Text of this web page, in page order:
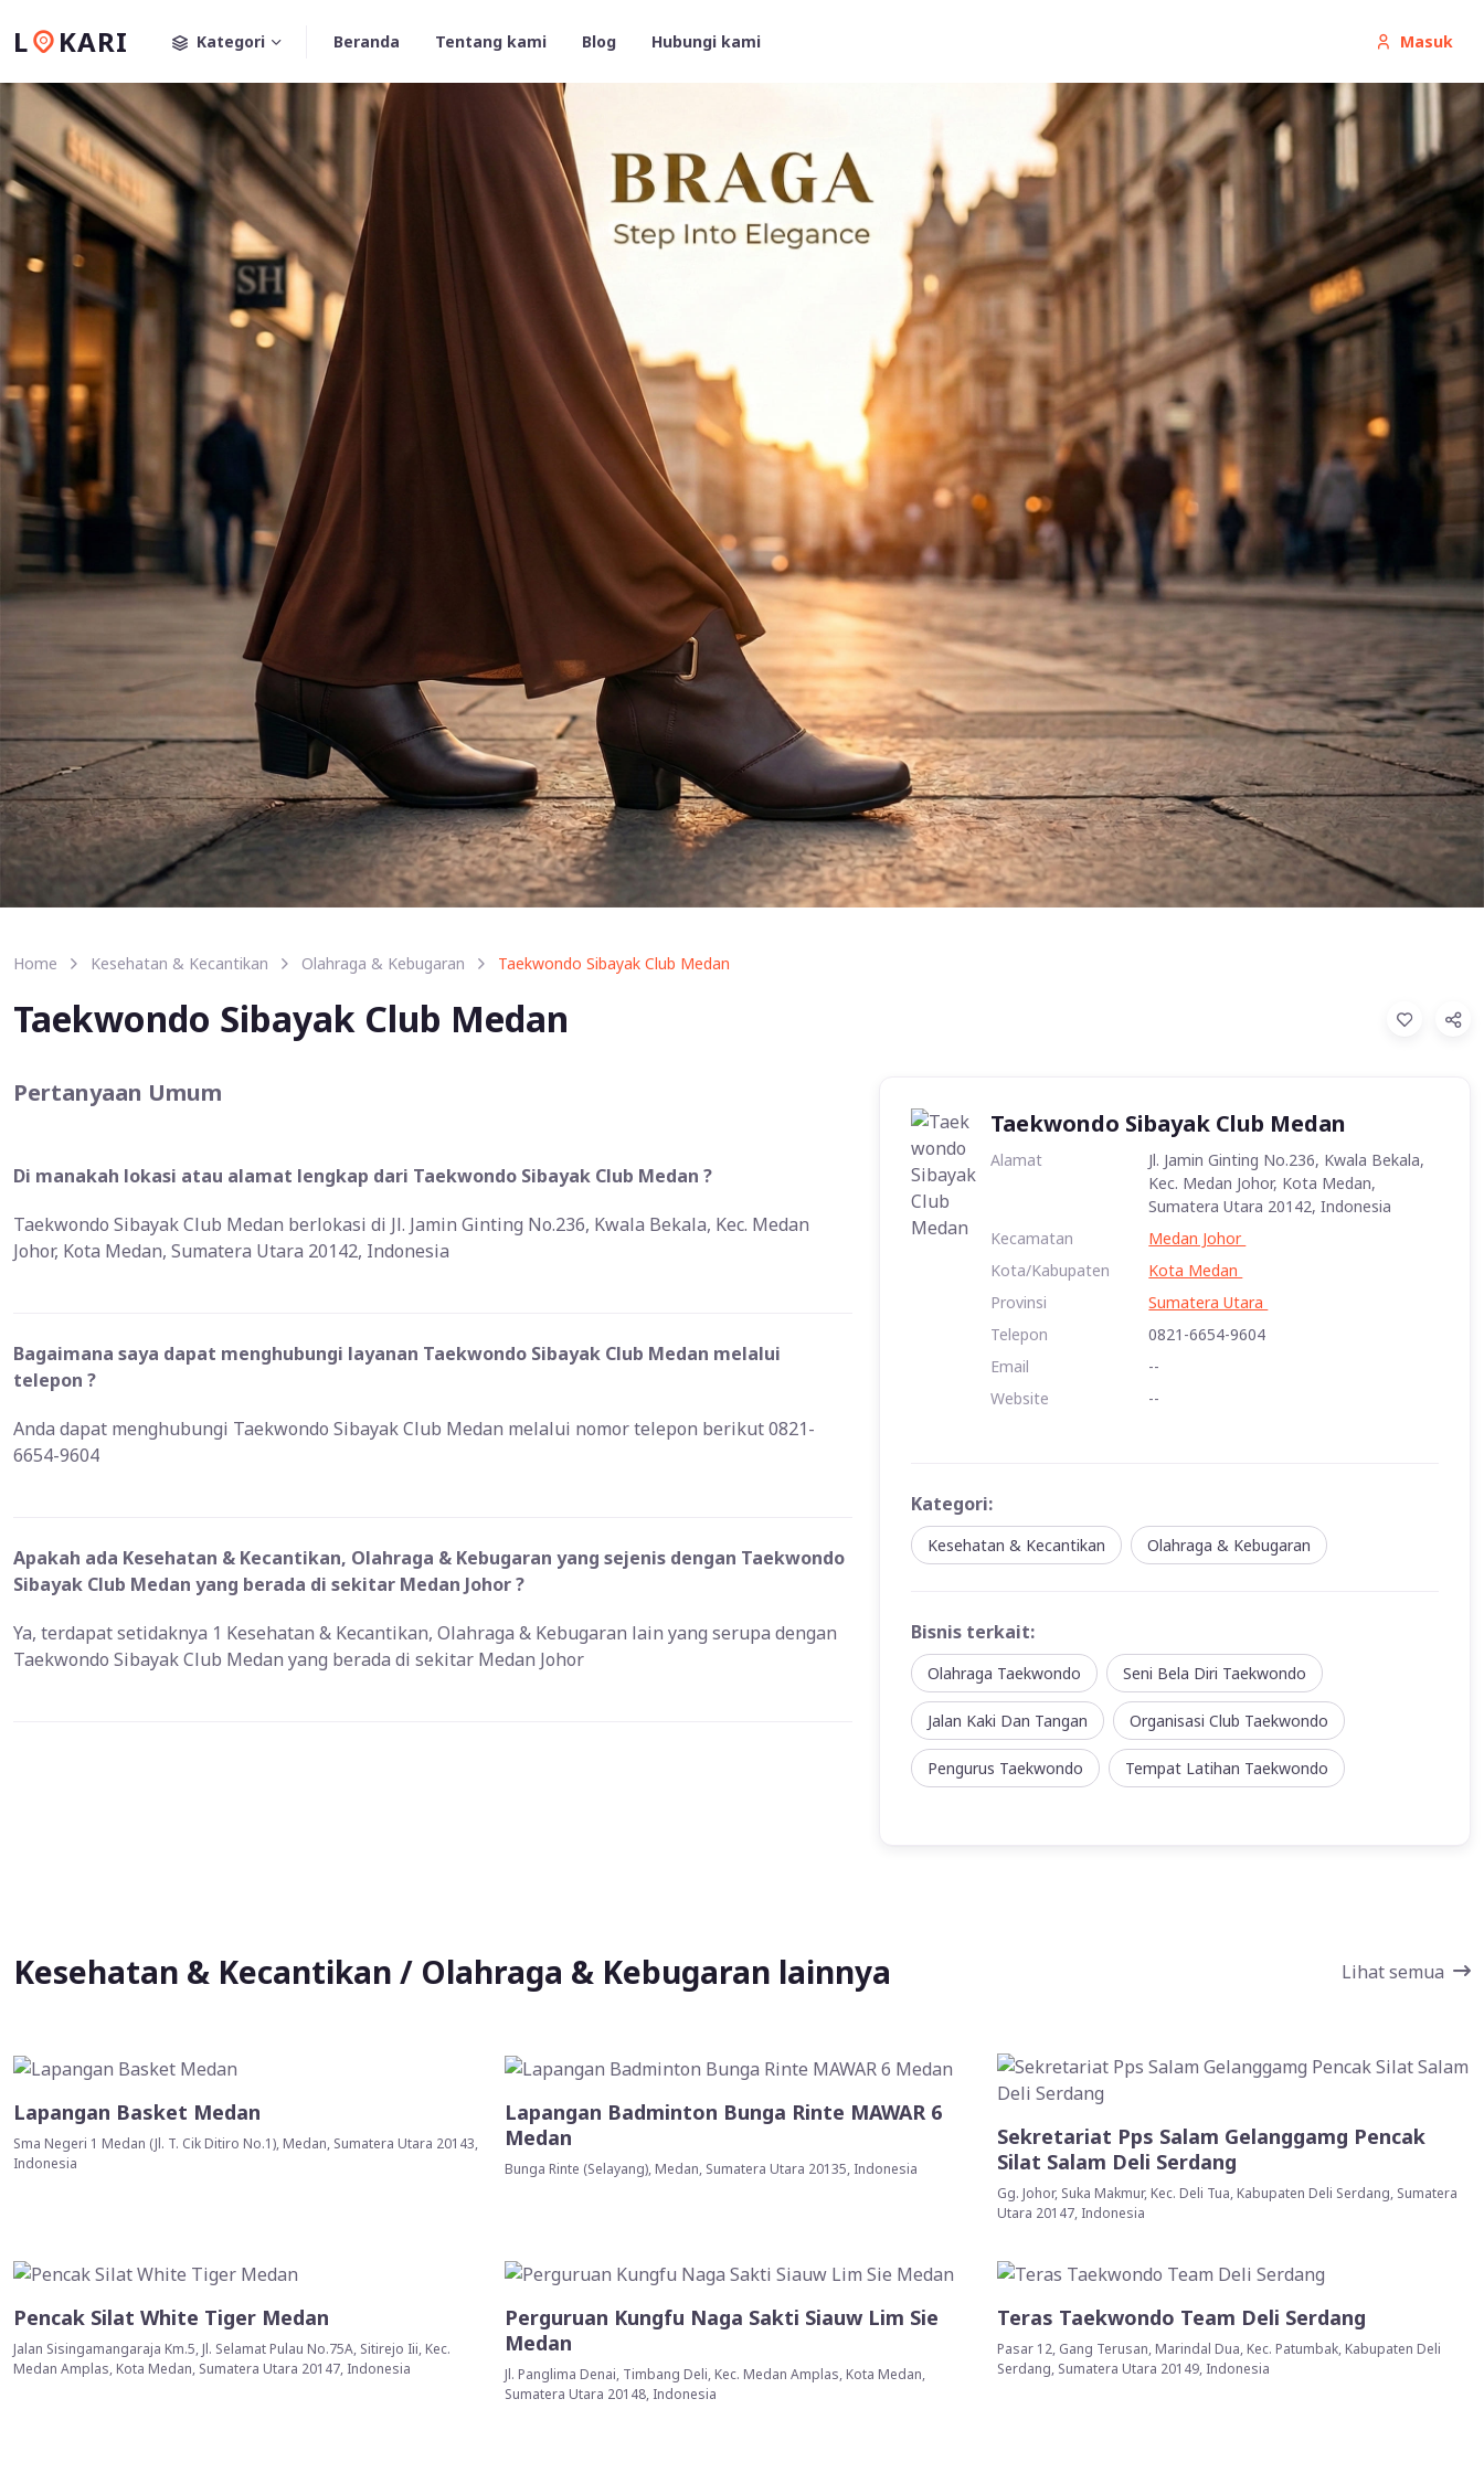
L KARI Masuk
Kategori Beranda Tentang kami Blog Hubungi kami
Home Kesehatan & Kecantikan Olahraga & Kebugaran Taekwondo Sibayak Club Medan
Taekwondo Sibayak Club Medan
Taekwondo Sibayak Club Medan
Alamat
Jl. Jamin Ginting No.236, Kwala Bekala,
Kec. Medan Johor, Kota Medan,
Sumatera Utara 20142, Indonesia
Kecamatan
Medan Johor
Kota/Kabupaten
Kota Medan
Provinsi
Sumatera Utara
Telepon
0821-6654-9604
Email
--
Website
--
Kategori:
Kesehatan & Kecantikan Olahraga & Kebugaran
Bisnis terkait:
Olahraga Taekwondo Seni Bela Diri Taekwondo
Jalan Kaki Dan Tangan Organisasi Club Taekwondo
Pengurus Taekwondo Tempat Latihan Taekwondo
Pertanyaan Umum
Di manakah lokasi atau alamat lengkap dari Taekwondo Sibayak Club Medan ?
Taekwondo Sibayak Club Medan berlokasi di Jl. Jamin Ginting No.236, Kwala Bekala, Kec. Medan
Johor, Kota Medan, Sumatera Utara 20142, Indonesia
Bagaimana saya dapat menghubungi layanan Taekwondo Sibayak Club Medan melalui
telepon ?
Anda dapat menghubungi Taekwondo Sibayak Club Medan melalui nomor telepon berikut 0821-
6654-9604
Apakah ada Kesehatan & Kecantikan, Olahraga & Kebugaran yang sejenis dengan Taekwondo
Sibayak Club Medan yang berada di sekitar Medan Johor ?
Ya, terdapat setidaknya 1 Kesehatan & Kecantikan, Olahraga & Kebugaran lain yang serupa dengan
Taekwondo Sibayak Club Medan yang berada di sekitar Medan Johor
Kesehatan & Kecantikan / Olahraga & Kebugaran lainnya Lihat semua
Lapangan Basket Medan
Sma Negeri 1 Medan (Jl. T. Cik Ditiro No.1), Medan, Sumatera Utara 20143,
Indonesia
Lapangan Badminton Bunga Rinte MAWAR 6
Medan
Bunga Rinte (Selayang), Medan, Sumatera Utara 20135, Indonesia
Sekretariat Pps Salam Gelanggamg Pencak
Silat Salam Deli Serdang
Gg. Johor, Suka Makmur, Kec. Deli Tua, Kabupaten Deli Serdang, Sumatera
Utara 20147, Indonesia
Pencak Silat White Tiger Medan
Jalan Sisingamangaraja Km.5, Jl. Selamat Pulau No.75A, Sitirejo Iii, Kec.
Medan Amplas, Kota Medan, Sumatera Utara 20147, Indonesia
Perguruan Kungfu Naga Sakti Siauw Lim Sie
Medan
Jl. Panglima Denai, Timbang Deli, Kec. Medan Amplas, Kota Medan,
Sumatera Utara 20148, Indonesia
Teras Taekwondo Team Deli Serdang
Pasar 12, Gang Terusan, Marindal Dua, Kec. Patumbak, Kabupaten Deli
Serdang, Sumatera Utara 20149, Indonesia